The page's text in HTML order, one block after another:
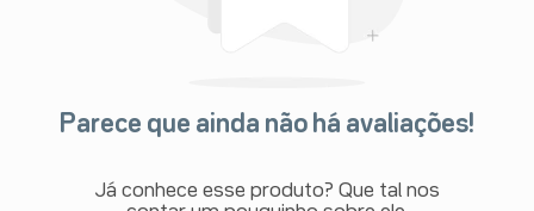
Parece que ainda não há avaliações!
Já conhece esse produto? Que tal nos